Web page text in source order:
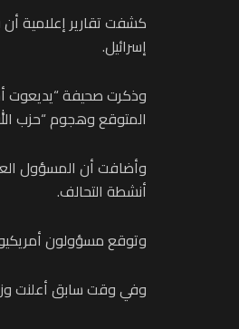
كشفت تقارير إعلامية أن
إسرائيل.
وذكرت صحيفة “يديعوت
المتوقع وهجوم “حزب
أنشطة التحالف.
وتوقع مسؤولون
وفي وقت سابق أعلنت